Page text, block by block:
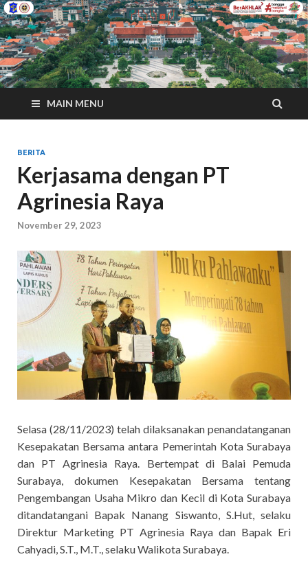
MAIN MENU
BERITA
Kerjasama dengan PT
Agrinesia Raya
November 29, 2023
Selasa (28/11/2023) telah dilaksanakan penandatanganan
Kesepakatan Bersama antara Pemerintah Kota Surabaya
dan PT Agrinesia Raya. Bertempat di Balai Pemuda
Surabaya, dokumen Kesepakatan Bersama tentang
Pengembangan Usaha Mikro dan Kecil di Kota Surabaya
ditandatangani Bapak Nanang Siswanto, S.Hut, selaku
Direktur Marketing PT Agrinesia Raya dan Bapak Eri
Cahyadi, S.T., M.T., selaku Walikota Surabaya.